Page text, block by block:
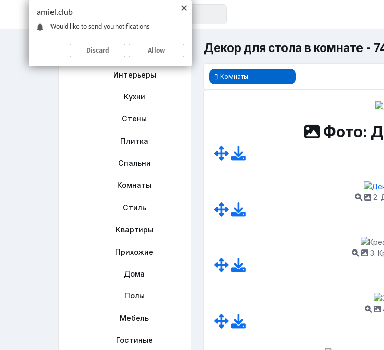
Главная
Интерьеры
Кухни
Стены
Плитка
Спальни
Комнаты
Стиль
Квартиры
Прихожие
Дома
Полы
Мебель
Гостиные
Декор для стола в комнате -
Комнаты
Фото:
2.
3.
amiel.club
Would like to send you notifications
Discard Allow